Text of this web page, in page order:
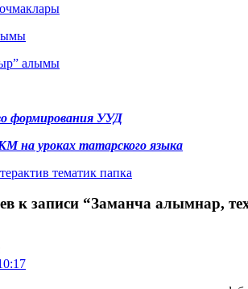
алымы
формирования УУД
на уроках татарского языка
тематик папка
к записи “Заманча алымнар,